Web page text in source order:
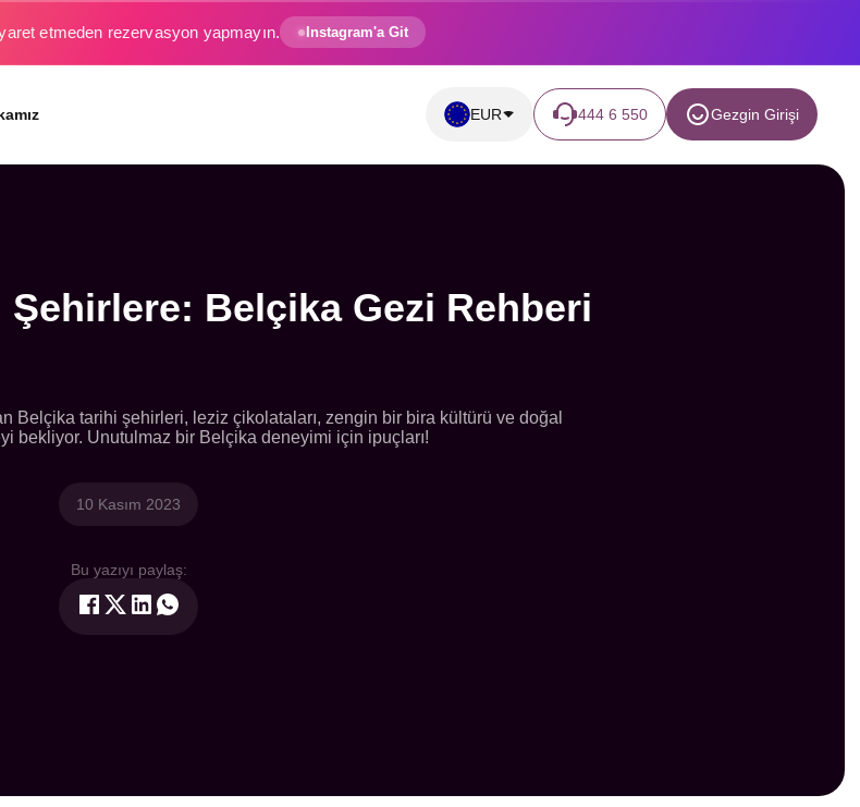
canlı takip edin. Instagram'a Git
EUR 444 6 550 Gezgin Girişi
Belçika Gezi Rehberi
Belçika tarihi şehirleri, leziz çikolataları, zengin bir bira kültürü ve doğal
bekliyor. Unutulmaz bir Belçika deneyimi için ipuçları!
10 Kasım 2023
Bu yazıyı paylaş: